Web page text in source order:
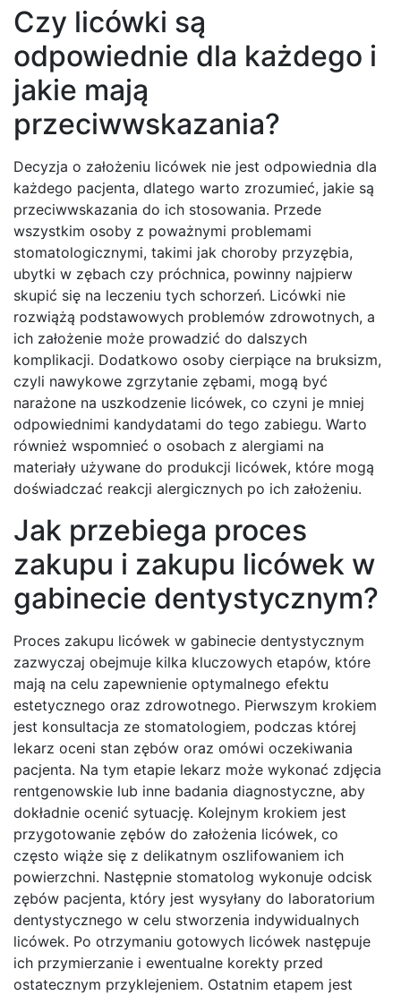
Czy licówki są
odpowiednie dla każdego i
jakie mają
przeciwwskazania?
Decyzja o założeniu licówek nie jest odpowiednia dla
każdego pacjenta, dlatego warto zrozumieć, jakie są
przeciwwskazania do ich stosowania. Przede
wszystkim osoby z poważnymi problemami
stomatologicznymi, takimi jak choroby przyzębia,
ubytki w zębach czy próchnica, powinny najpierw
skupić się na leczeniu tych schorzeń. Licówki nie
rozwiążą podstawowych problemów zdrowotnych, a
ich założenie może prowadzić do dalszych
komplikacji. Dodatkowo osoby cierpiące na bruksizm,
czyli nawykowe zgrzytanie zębami, mogą być
narażone na uszkodzenie licówek, co czyni je mniej
odpowiednimi kandydatami do tego zabiegu. Warto
również wspomnieć o osobach z alergiami na
materiały używane do produkcji licówek, które mogą
doświadczać reakcji alergicznych po ich założeniu.
Jak przebiega proces
zakupu i zakupu licówek w
gabinecie dentystycznym?
Proces zakupu licówek w gabinecie dentystycznym
zazwyczaj obejmuje kilka kluczowych etapów, które
mają na celu zapewnienie optymalnego efektu
estetycznego oraz zdrowotnego. Pierwszym krokiem
jest konsultacja ze stomatologiem, podczas której
lekarz oceni stan zębów oraz omówi oczekiwania
pacjenta. Na tym etapie lekarz może wykonać zdjęcia
rentgenowskie lub inne badania diagnostyczne, aby
dokładnie ocenić sytuację. Kolejnym krokiem jest
przygotowanie zębów do założenia licówek, co
często wiąże się z delikatnym oszlifowaniem ich
powierzchni. Następnie stomatolog wykonuje odcisk
zębów pacjenta, który jest wysyłany do laboratorium
dentystycznego w celu stworzenia indywidualnych
licówek. Po otrzymaniu gotowych licówek następuje
ich przymierzanie i ewentualne korekty przed
ostatecznym przyklejeniem. Ostatnim etapem jest